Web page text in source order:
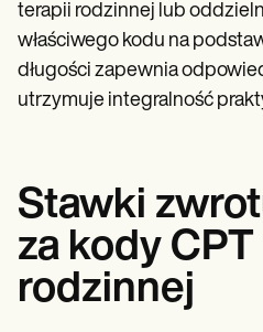
terapii rodzinnej lub
właściwego kodu na
długości zapewnia
utrzymuje integralność
Stawki
za kody
rodzinnej